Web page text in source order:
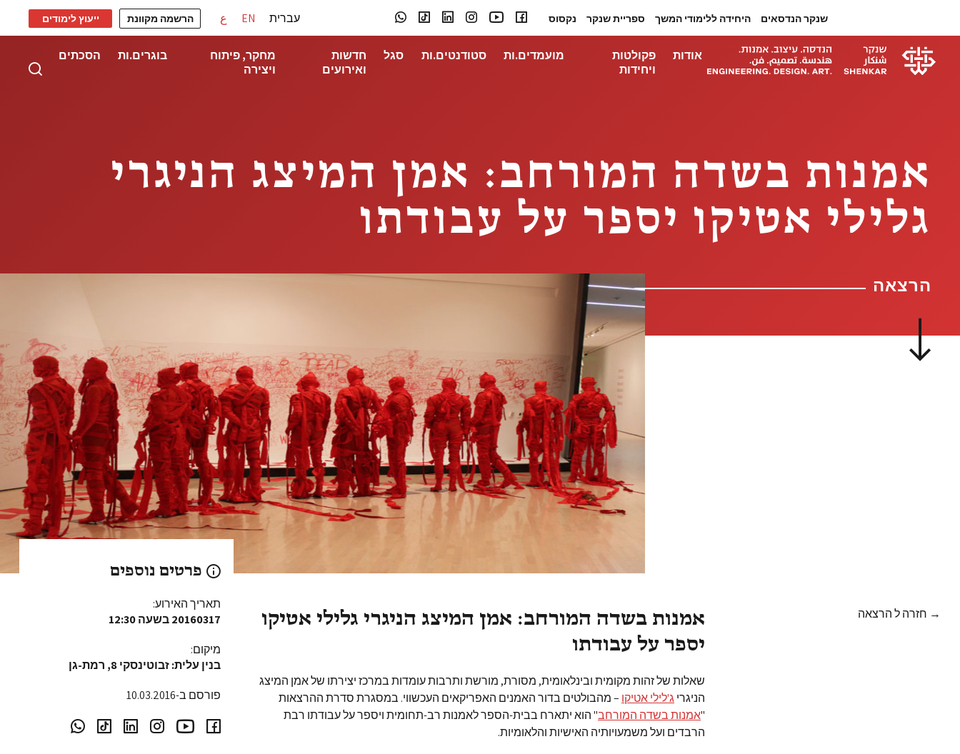
שנקר הנדסאים היחידה ללימודי המשך ספריית שנקר נקסוס עברית EN ع הרשמה מקוונת ייעוץ לימודים
אודות
פקולטות
ויחידות
מועמדים.ות סטודנטים.ות סגל
חדשות
ואירועים
מחקר, פיתוח
ויצירה
בוגרים.ות הסכתים
אמנות בשדה המורחב: אמן המיצג הניגרי
גלילי אטיקו יספר על עבודתו
הרצאה
→ חזרה ל הרצאה
אמנות בשדה המורחב: אמן המיצג הניגרי גלילי אטיקו
יספר על עבודתו
שאלות של זהות מקומית ובינלאומית, מסורת, מורשת ותרבות עומדות במרכז יצירתו של אמן המיצג
הניגריג'לילי אטיקו – מהבולטים בדור האמנים האפריקאים העכשווי. במסגרת סדרת ההרצאות
"אמנות בשדה המורחב" הוא יתארח בבית-הספר לאמנות רב-תחומית ויספר על עבודתו רבת
הרבדים ועל משמעויותיה האישיות והלאומיות.
פרטים נוספים
תאריך האירוע:
20160317בשעה 12:30
מיקום:
בנין עלית: זבוטינסקי 8, רמת-גן
פורסם ב-10.03.2016